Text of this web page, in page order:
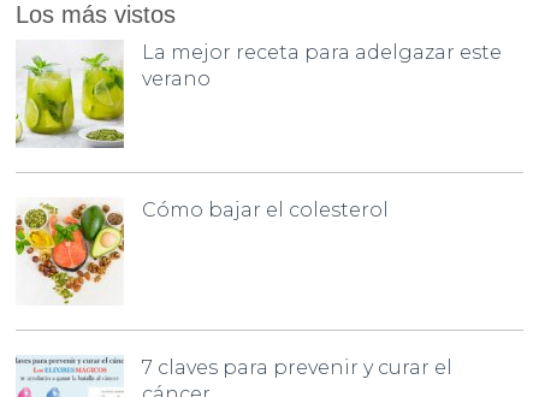
Los más vistos
La mejor receta para adelgazar este
verano
Cómo bajar el colesterol
7 claves para prevenir y curar el